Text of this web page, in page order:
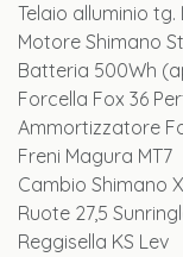
Telaio alluminio tg.
Motore Shimano
Batteria 500Wh
Forcella Fox 36
Ammortizzatore
Freni Magura MT7
Cambio Shimano
Ruote 27,5
Reggisella KS Lev